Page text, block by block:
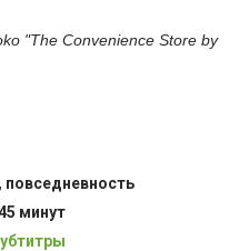
"The Convenience Store by
минут